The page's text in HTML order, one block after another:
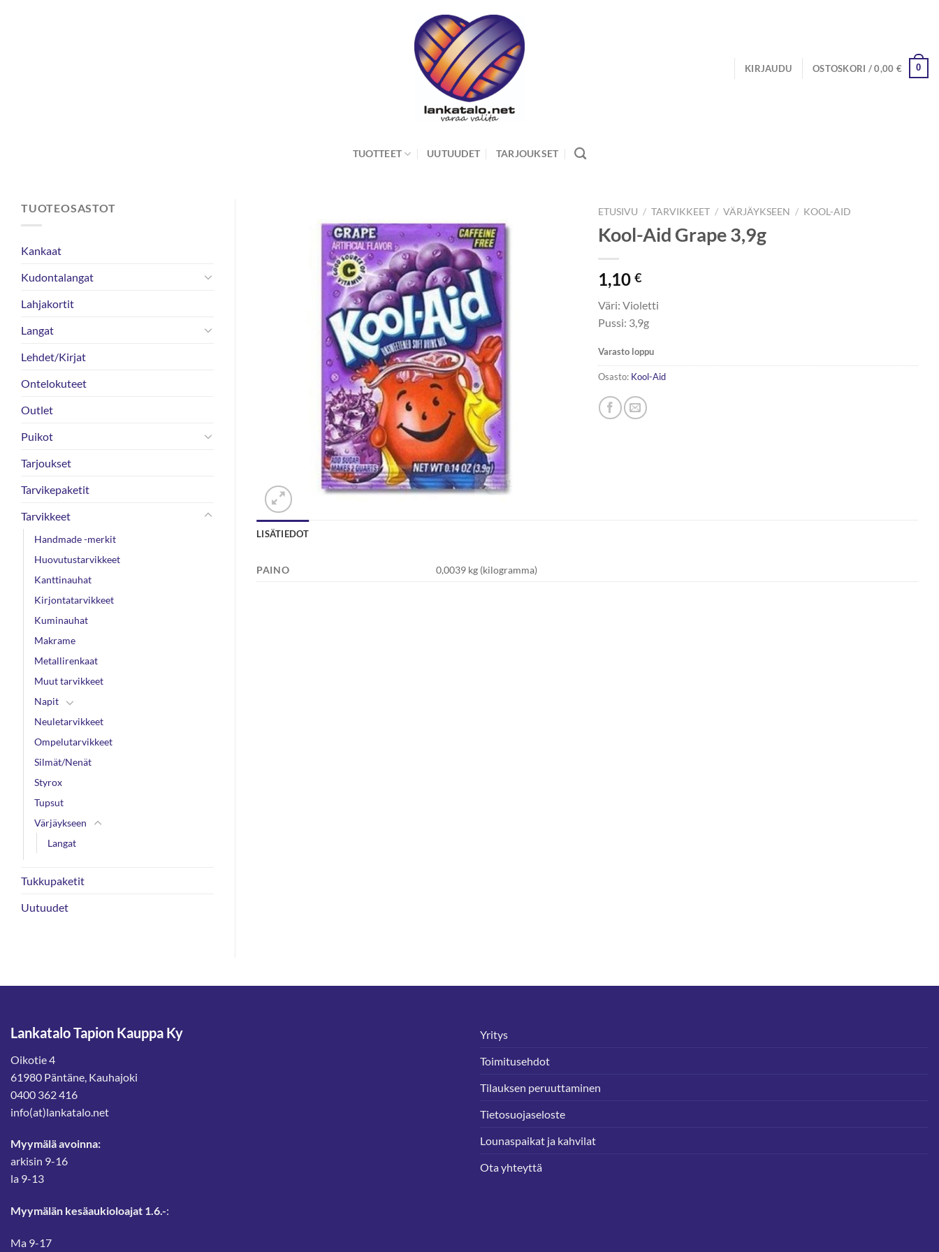
KIRJAUDU OSTOSKORI /0,00 € 0
TUOTTEET UUTUUDET TARJOUKSET
TUOTEOSASTOT
Kankaat
Kudontalangat
Lahjakortit
Langat
Lehdet/Kirjat
Ontelokuteet
Outlet
Puikot
Tarjoukset
Tarvikepaketit
Tarvikkeet
Handmade -merkit
Huovutustarvikkeet
Kanttinauhat
Kirjontatarvikkeet
Kuminauhat
Makrame
Metallirenkaat
Muut tarvikkeet
Napit
Neuletarvikkeet
Ompelutarvikkeet
Silmät/Nenät
Styrox
Tupsut
Värjäykseen
Langat
Tukkupaketit
Uutuudet
ETUSIVU / TARVIKKEET / VÄRJÄYKSEEN / KOOL-AID
Kool-Aid Grape 3,9g
1,10 €
Väri: Violetti
Pussi: 3,9g
Varasto loppu
Osasto: Kool-Aid
LISÄTIEDOT
PAINO 0,0039 kg (kilogramma)
Lankatalo Tapion Kauppa Ky
Oikotie 4
61980 Päntäne, Kauhajoki
0400 362 416
info(at)lankatalo.net
Myymälä avoinna:
arkisin 9-16
la 9-13
Myymälän kesäaukioloajat 1.6.-:
Ma 9-17
Yritys
Toimitusehdot
Tilauksen peruuttaminen
Tietosuojaseloste
Lounaspaikat ja kahvilat
Ota yhteyttä